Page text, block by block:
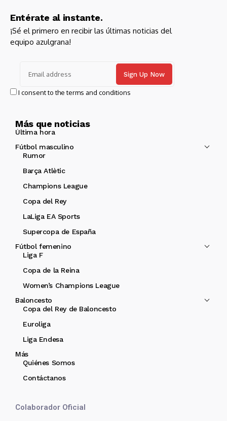
Entérate al instante.
¡Sé el primero en recibir las últimas noticias del
equipo azulgrana!
I consent to the terms and conditions
Más que noticias
Última hora
Fútbol masculino
Rumor
Barça Atlètic
Champions League
Copa del Rey
LaLiga EA Sports
Supercopa de España
Fútbol femenino
Liga F
Copa de la Reina
Women’s Champions League
Baloncesto
Copa del Rey de Baloncesto
Euroliga
Liga Endesa
Más
Quiénes Somos
Contáctanos
Colaborador Oficial